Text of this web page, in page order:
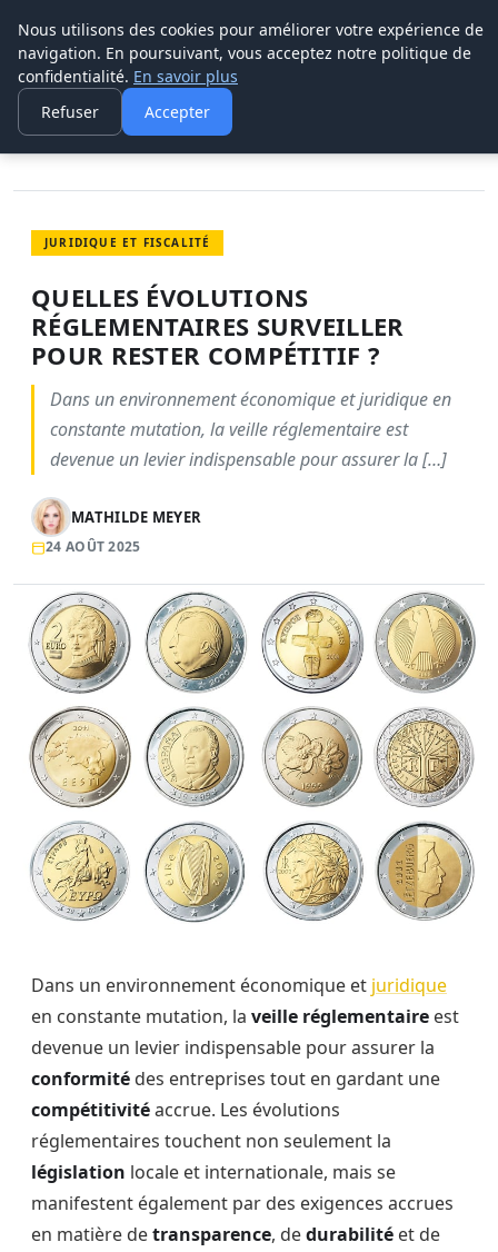
LEAD REVOLUTION
ACCUEIL
JURIDIQUE ET FISCALITÉ
QUELLES ÉVOLUTIONS RÉGLEMENTAIRES SURVEILLER POUR
RESTER…
JURIDIQUE ET FISCALITÉ
QUELLES ÉVOLUTIONS
RÉGLEMENTAIRES SURVEILLER
POUR RESTER COMPÉTITIF ?
Dans un environnement économique et juridique en
constante mutation, la veille réglementaire est
devenue un levier indispensable pour assurer la […]
MATHILDE MEYER
24 AOÛT 2025
Dans un environnement économique et juridique
en constante mutation, la veille réglementaire est
devenue un levier indispensable pour assurer la
conformité des entreprises tout en gardant une
compétitivitéaccrue. Les évolutions
réglementaires touchent non seulement la
législation locale et internationale, mais se
manifestent également par des exigences accrues
en matière detransparence, dedurabilité et de
Nous utilisons des cookies pour améliorer votre expérience de
navigation. En poursuivant, vous acceptez notre politique de
confidentialité. En savoir plus
Refuser
Accepter